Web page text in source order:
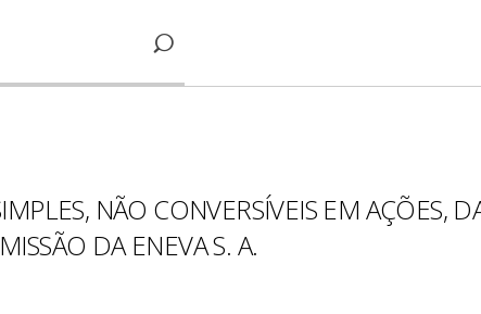
NÃO CONVERSÍVEIS EM AÇÕES,
DA ENEVA S. A.